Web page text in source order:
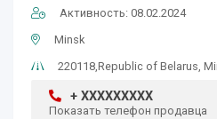
Активность: 08.02.2024
Minsk
220118,Republic of Belarus,
+ XXXXXXXXX
Показать телефон продавца